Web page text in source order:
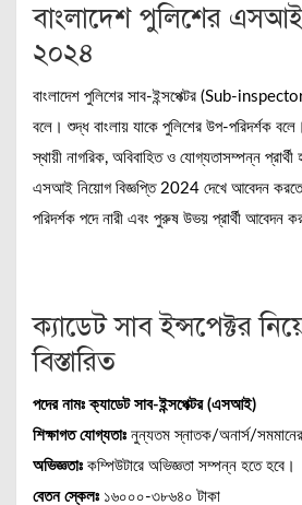
বাংলাদেশ পুলিশের এসআই
২০২৪
বাংলাদেশ পুলিশের সাব-ইন্সপেক্টর (Sub-
বলে। শুদ্ধ বাংলায় যাকে পুলিশের উপ-পরিদর্শক
স্থায়ী নাগরিক, অবিবাহিত ও যোগ্যতাসম্পন্ন
এসআই নিয়োগ বিজ্ঞপ্তি 2024 দেখে আবেদন
পরিদর্শক পদে নারী এবং পুরুষ উভয় প্রার্থী আবেদন
ক্যাডেট সাব ইন্সপেক্টর
বিস্তারিত
পদের নামঃক্যাডেট সাব-ইন্সপেক্টর (এসআই)
শিক্ষাগত যোগ্যতাঃ নুন্যতম স্নাতক/অনার্স/সমমানের
অভিজ্ঞতাঃ কম্পিউটারে অভিজ্ঞতা সম্পন্ন হতে হবে।
বেতন স্কেলঃ ১৬০০০-৩৮৬৪০ টাকা